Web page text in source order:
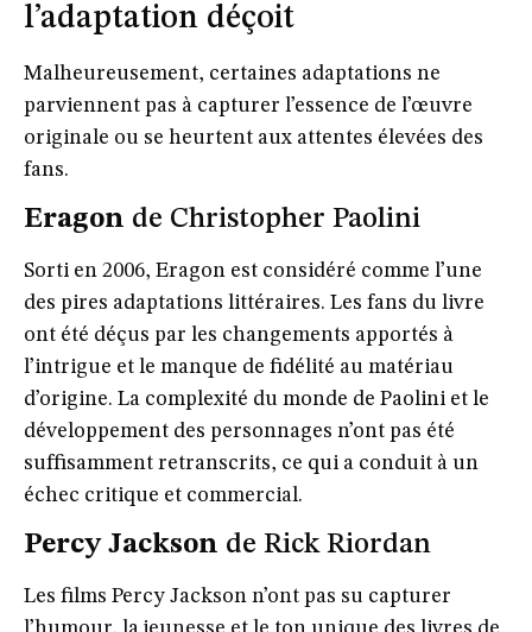
l’adaptation déçoit
Malheureusement, certaines adaptations ne
parviennent pas à capturer l’essence de l’œuvre
originale ou se heurtent aux attentes élevées des
fans.
Eragon de Christopher Paolini
Sorti en 2006, Eragon est considéré comme l’une
des pires adaptations littéraires. Les fans du livre
ont été déçus par les changements apportés à
l’intrigue et le manque de fidélité au matériau
d’origine. La complexité du monde de Paolini et le
développement des personnages n’ont pas été
suffisamment retranscrits, ce qui a conduit à un
échec critique et commercial.
Percy Jackson de Rick Riordan
Les films Percy Jackson n’ont pas su capturer